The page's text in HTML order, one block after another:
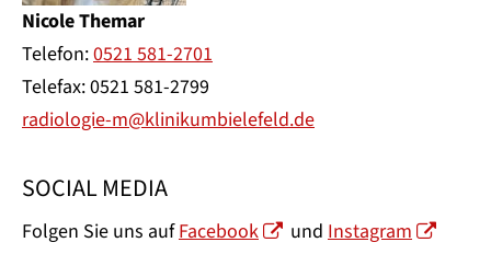
Nicole Themar
Telefon:0521 581-2701
Telefax: 0521 581-2799
radiologie-m@klinikumbielefeld.de
SOCIAL MEDIA
Folgen Sie uns aufFacebook und Instagram